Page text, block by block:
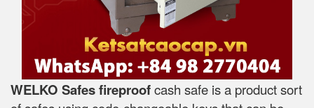
WELKO Safes fireproofcash safe is a product sort